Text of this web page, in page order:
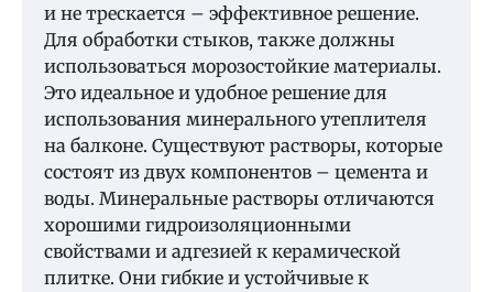
и не трескается – эффективное решение.
Для обработки стыков, также должны
использоваться морозостойкие материалы.
Это идеальное и удобное решение для
использования минерального утеплителя
на балконе. Существуют растворы, которые
состоят из двух компонентов – цемента и
воды. Минеральные растворы отличаются
хорошими гидроизоляционными
свойствами и адгезией к керамической
плитке. Они гибкие и устойчивые к